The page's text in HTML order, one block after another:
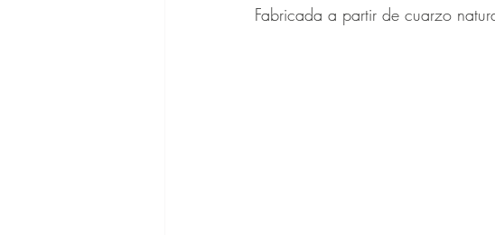
Fabricada a partir de cuarzo